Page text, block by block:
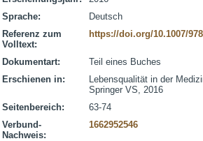
Sprache:
Deutsch
Referenz zum
Volltext:
https://doi.org/10.1007/
Dokumentart:
Teil eines Buches
Erschienen in:
Lebensqualität in der
Springer VS, 2016
Seitenbereich:
63-74
Verbund-
Nachweis:
1662952546